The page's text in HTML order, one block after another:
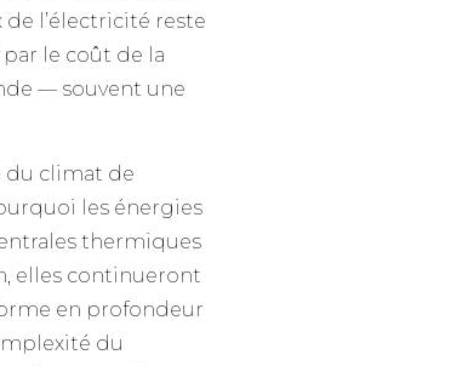
l’électricité reste
le coût de la
— souvent une
du climat de
les énergies
thermiques
elles continueront
en profondeur
du